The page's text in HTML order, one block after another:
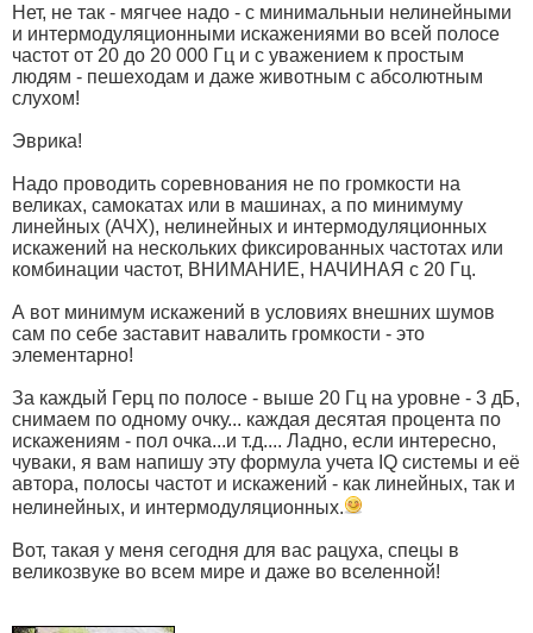
Нет, не так - мягчее надо - с минимальныи нелинейными
и интермодуляционными искажениями во всей полосе
частот от 20 до 20 000 Гц и с уважением к простым
людям - пешеходам и даже животным с абсолютным
слухом!
Эврика!
Надо проводить соревнования не по громкости на
великах, самокатах или в машинах, а по минимуму
линейных (АЧХ), нелинейных и интермодуляционных
искажений на нескольких фиксированных частотах или
комбинации частот, ВНИМАНИЕ, НАЧИНАЯ с 20 Гц.
А вот минимум искажений в условиях внешних шумов
сам по себе заставит навалить громкости - это
элементарно!
За каждый Герц по полосе - выше 20 Гц на уровне - 3 дБ,
снимаем по одному очку... каждая десятая процента по
искажениям - пол очка...и т.д.... Ладно, если интересно,
чуваки, я вам напишу эту формула учета IQ системы и её
автора, полосы частот и искажений - как линейных, так и
нелинейных, и интермодуляционных.
Вот, такая у меня сегодня для вас рацуха, спецы в
великозвуке во всем мире и даже во вселенной!